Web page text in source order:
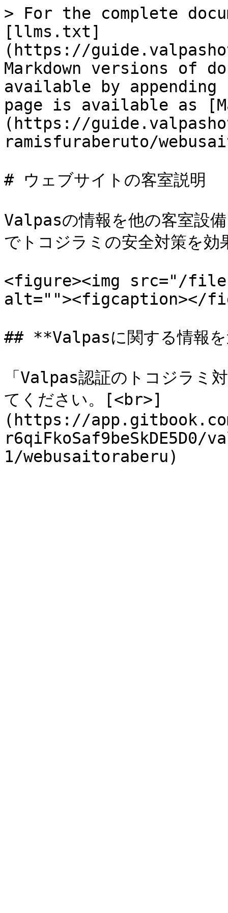
> For the complete
[llms.txt]
(https://
Markdown versions of
available by
page is available as
(https://
ramisfuraberuto/
# ウェブサイトの客室説明
Valpasの情報を他の客室設
でトコジラミの安全対策を効
<figure><img src="/files/
alt=""><figcaption></
## **Valpasに関する情報
「Valpas認証のトコジラミ
てください。[<br>]
(https://app.gitbook.com/
r6qiFkoSaf9beSkDE5D0/